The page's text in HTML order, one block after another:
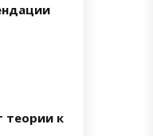
теории к